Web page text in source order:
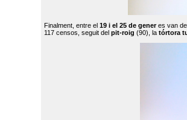
Finalment, entre el 19 i el 25 de generes van
117 censos, seguit del pit-roig (90), la tórtora